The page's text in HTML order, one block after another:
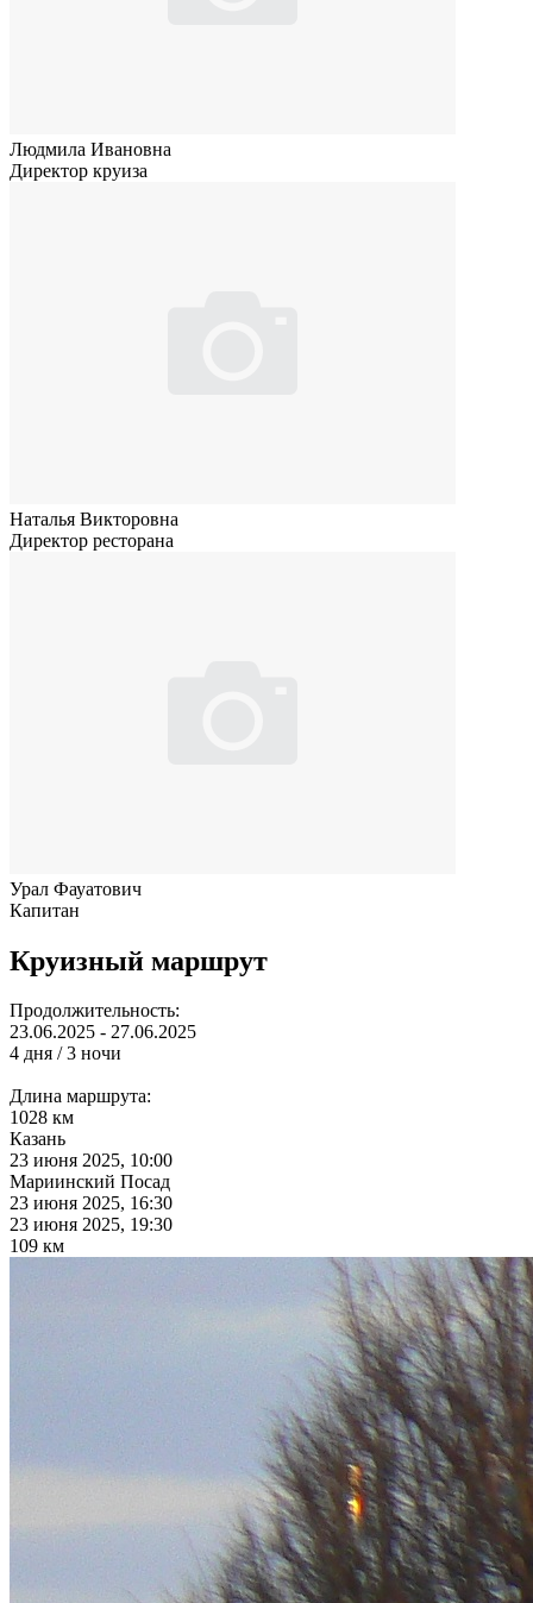
Людмила Ивановна
Директор круиза
Наталья Викторовна
Директор ресторана
Урал Фауатович
Капитан
Круизный маршрут
Продолжительность:
23.06.2025 - 27.06.2025
4 дня / 3 ночи
Длина маршрута:
1028 км
Казань
23 июня 2025, 10:00
Мариинский Посад
23 июня 2025, 16:30
23 июня 2025, 19:30
109 км